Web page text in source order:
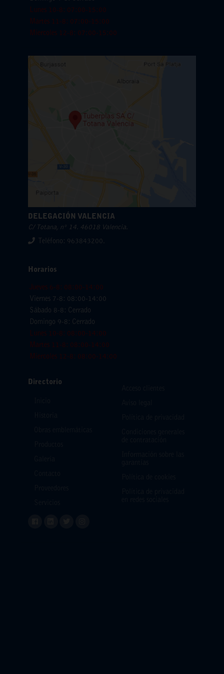
Directorio
Lunes 10-8: 07:00-15:00
Martes 11-8: 07:00-15:00
Miercoles 12-8: 07:00-15:00
DELEGACIÓN VALENCIA
C/ Totana, nº 14. 46018 Valencia.
Teléfono: 963843200.
Horarios
Jueves 6-8: 08:00-14:00
Viernes 7-8: 08:00-14:00
Sábado 8-8: Cerrado
Domingo 9-8: Cerrado
Lunes 10-8: 08:00-14:00
Martes 11-8: 08:00-14:00
Miercoles 12-8: 08:00-14:00